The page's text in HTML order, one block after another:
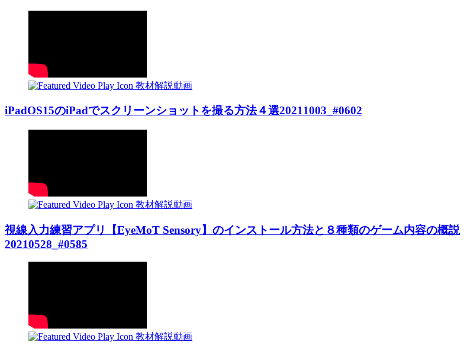
教材解説動画
iPadOS15のiPadでスクリーンショットを撮る方法４選20211003_#0602
教材解説動画
視線入力練習アプリ【EyeMoT Sensory】のインストール方法と８種類のゲーム内容の概説
20210528_#0585
教材解説動画